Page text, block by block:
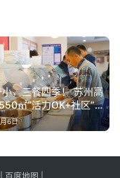
，三餐四季！ 苏州高
㎡“活力OK+社区”
6日